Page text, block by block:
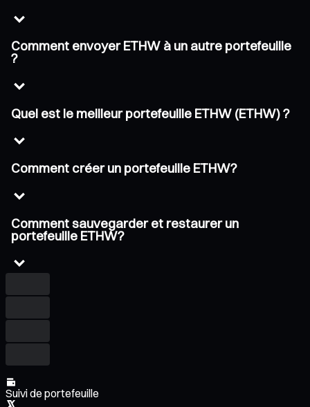
Comment envoyer ETHW à un autre portefeuille
?
Quel est le meilleur portefeuille ETHW (ETHW) ?
Comment créer un portefeuille ETHW?
Comment sauvegarder et restaurer un
portefeuille ETHW?
Suivi de portefeuille